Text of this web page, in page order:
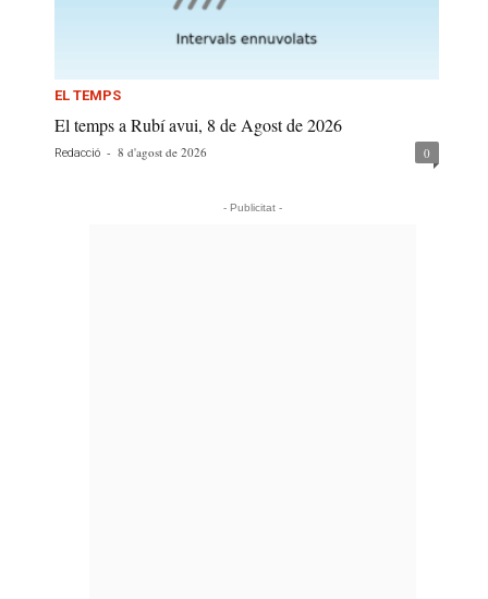
EL TEMPS
El temps a Rubí avui, 8 de Agost de 2026
Redacció - 8 d'agost de 2026 0
- Publicitat -